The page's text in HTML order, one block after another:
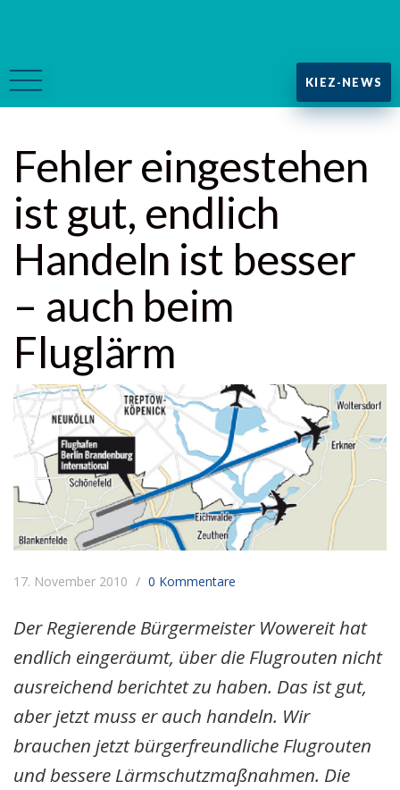
KIEZ-NEWS
Fehler eingestehen
ist gut, endlich
Handeln ist besser
– auch beim
Fluglärm
17. November 2010 0 Kommentare
Der Regierende Bürgermeister Wowereit hat
endlich eingeräumt, über die Flugrouten nicht
ausreichend berichtet zu haben. Das ist gut,
aber jetzt muss er auch handeln. Wir
brauchen jetzt bürgerfreundliche Flugrouten
und bessere Lärmschutzmaßnahmen. Die